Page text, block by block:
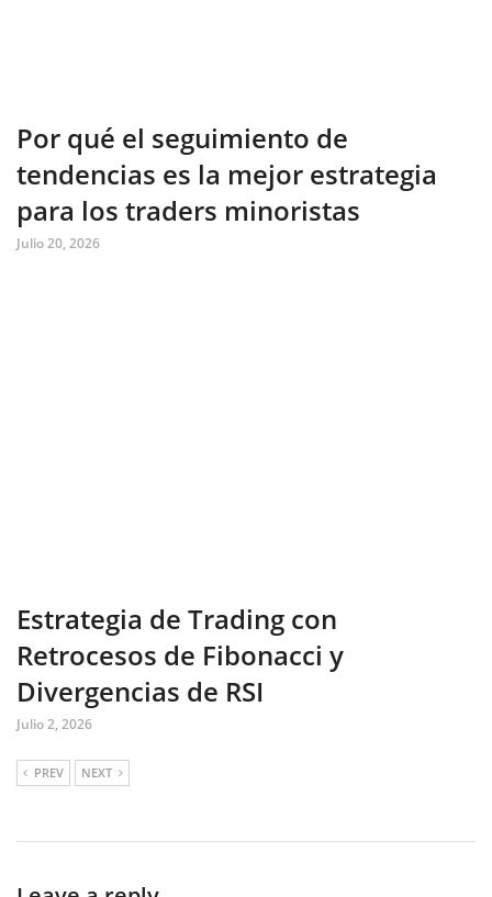
Por qué el seguimiento de
tendencias es la mejor estrategia
para los traders minoristas
Julio 20, 2026
Estrategia de Trading con
Retrocesos de Fibonacci y
Divergencias de RSI
Julio 2, 2026
PREV NEXT